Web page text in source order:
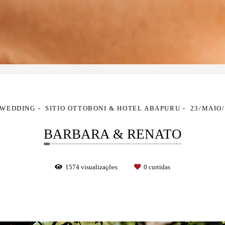
SITIO OTTOBONI & HOTEL ABAPURU 23/
BARBARA & RENATO
1574 visualizações 0 curtidas